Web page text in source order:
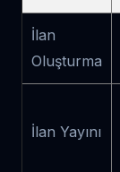
İlan
Oluşturma
İlan Yayını